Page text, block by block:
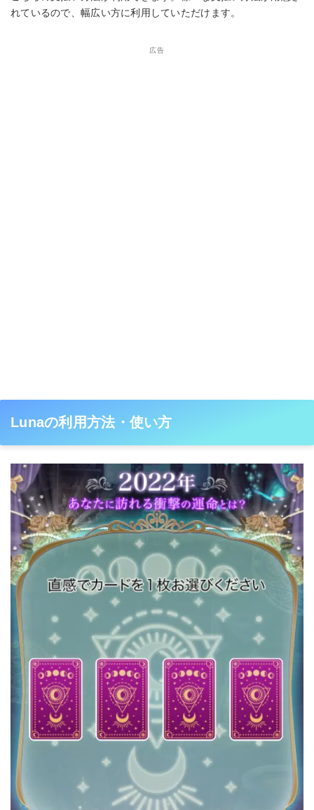
れているので、幅広い方に利用していただけます。
広告
Lunaの利用方法・使い方